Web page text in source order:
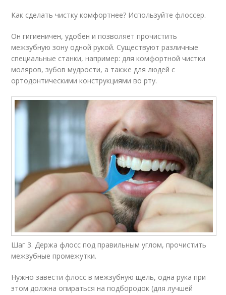
Как сделать чистку комфортнее? Используйте флоссер.
Он гигиеничен, удобен и позволяет прочистить
межзубную зону одной рукой. Существуют различные
специальные станки, например: для комфортной чистки
моляров, зубов мудрости, а также для людей с
ортодонтическими конструкциями во рту.
Шаг 3. Держа флосс под правильным углом, прочистить
межзубные промежутки.
Нужно завести флосс в межзубную щель, одна рука при
этом должна опираться на подбородок (для лучшей